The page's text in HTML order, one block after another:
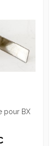
pour BX